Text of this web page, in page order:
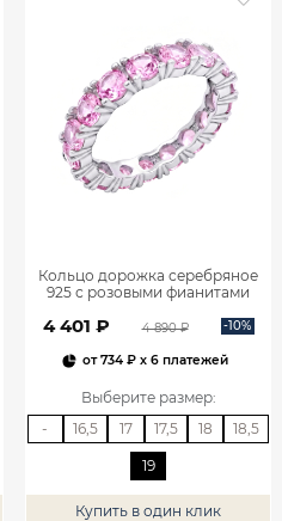
Кольцо дорожка серебряное
925 с розовыми фианитами
4 401 ₽ 4 890 ₽ -10%
от734 ₽ x 6 платежей
Выберите размер:
-
16,5 17 17,5 18 18,5
19
Купить в один клик